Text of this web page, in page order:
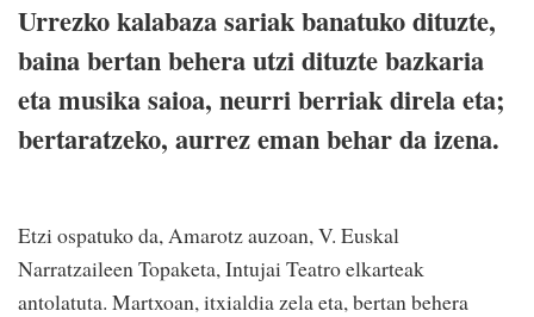
Urrezko kalabaza sariak banatuko dituzte,
baina bertan behera utzi dituzte bazkaria
eta musika saioa, neurri berriak direla eta;
bertaratzeko, aurrez eman behar da izena.
Etzi ospatuko da, Amarotz auzoan, V. Euskal
Narratzaileen Topaketa, Intujai Teatro elkarteak
antolatuta. Martxoan, itxialdia zela eta, bertan behera